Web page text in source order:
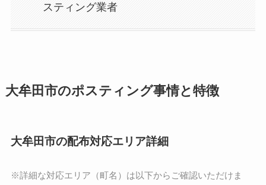
スティング業者
大牟田市のポスティング事情と特徴
大牟田市の配布対応エリア詳細
※詳細な対応エリア（町名）は以下からご確認いただけま